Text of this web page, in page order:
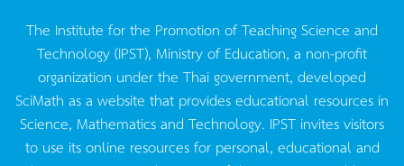
The Institute for the Promotion of Teaching Science and
Technology (IPST), Ministry of Education, a non-profit
organization under the Thai government, developed
SciMath as a website that provides educational resources in
Science, Mathematics and Technology. IPST invites visitors
to use its online resources for personal, educational and